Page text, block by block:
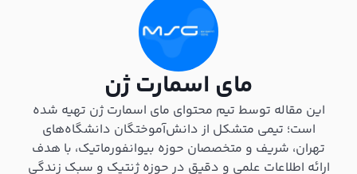
مای اسمارت ژن
این مقاله توسط تیم محتوای مای اسمارت ژن تهیه شده
است؛ تیمی متشکل از دانش‌آموختگان دانشگاه‌های
تهران، شریف و متخصصان حوزه بیوانفورماتیک، با هدف
ارائه اطلاعات علمی و دقیق در حوزه ژنتیک و سبک زندگی